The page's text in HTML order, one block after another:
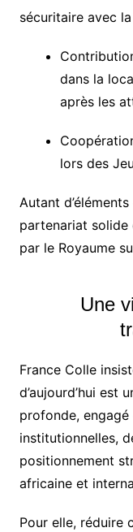
sécuritaire avec
dans la
après les
lors des
Autant
partenariat solide
par le Royaume
Une
France Colle
d’aujourd’hui est
profonde,
institutionnelles,
positionnement
africaine et
Pour elle, réduire